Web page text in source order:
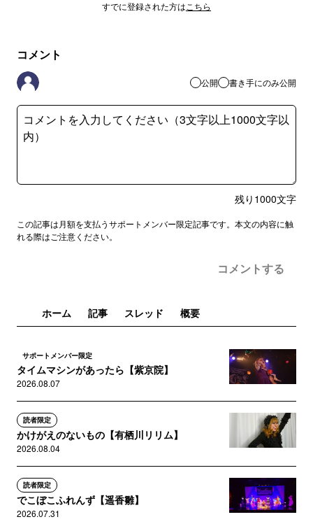
すでに登録された方は こちら
コメント
公開 書き手にのみ公開
残り 1000文字
この記事は月額を支払うサポートメンバー限定記事です。本文の内容に触
れる際はご注意ください。
コメントする
ホーム 記事 スレッド 概要
サポートメンバー限定
タイムマシンがあったら【紫京院】
2026.08.07
読者限定
かけがえのないもの【有栖川リリム】
2026.08.04
読者限定
でこぼこふれんず【遥香雛】
2026.07.31